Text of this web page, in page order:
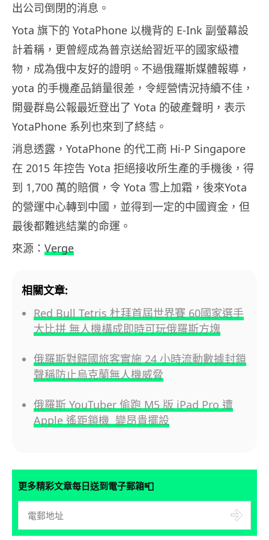
出公司倒閉的消息。
Yota 旗下的 YotaPhone 以機背的 E-Ink 副螢幕設
計着稱，更曾經成為普京送給習近平的國家級禮
物，成為俄中友好的證明。不過俄羅斯媒體報導，
yota 的手機產品銷量很差，令經營情況持續不佳，
開曼群島公報最近登出了 Yota 的破產聲明，表示
YotaPhone 系列也來到了終結。
消息透露，YotaPhone 的代工商 Hi-P Singapore
在 2015 年控告 Yota 拒絕接收所生產的手機後，得
到 1,700 萬的賠償，令 Yota 雪上加霜，後來Yota
的營運中心轉到中國，並得到一定的中國資金，但
最後都難逃結業的命運。
來源： Verge
相關文章:
Red Bull Tetris 杜拜首屆世界賽 60國家選手
大比拼 無人機構成即時可玩俄羅斯方塊
俄羅斯對歸國旅客實施 24 小時流動數據封鎖
聲稱防止烏克蘭無人機威脅
俄羅斯 YouTuber 偷跑 M5 版 iPad Pro 遭
Apple 遙距鎖機 變昂貴擺設
更多精彩文章每日送到電子郵箱📮